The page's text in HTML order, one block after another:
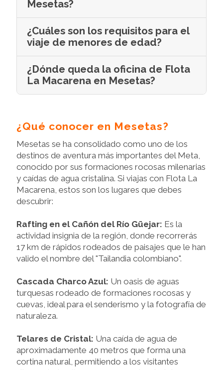
Mesetas?
¿Cuáles son los requisitos para el
viaje de menores de edad?
¿Dónde queda la oficina de Flota
La Macarena en Mesetas?
¿Qué conocer en Mesetas?
Mesetas se ha consolidado como uno de los
destinos de aventura más importantes del Meta,
conocido por sus formaciones rocosas milenarias
y caídas de agua cristalina. Si viajas con Flota La
Macarena, estos son los lugares que debes
descubrir:
Rafting en el Cañón del Río Güejar: Es la
actividad insignia de la región, donde recorrerás
17 km de rápidos rodeados de paisajes que le han
valido el nombre del "Tailandia colombiano".
Cascada Charco Azul: Un oasis de aguas
turquesas rodeado de formaciones rocosas y
cuevas, ideal para el senderismo y la fotografía de
naturaleza.
Telares de Cristal: Una caída de agua de
aproximadamente 40 metros que forma una
cortina natural, permitiendo a los visitantes